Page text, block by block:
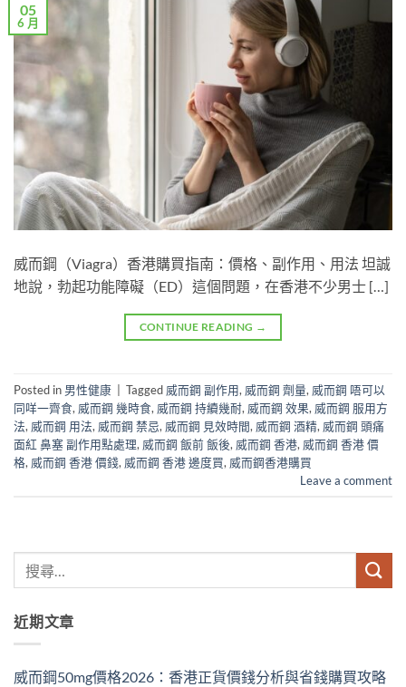
05
6 月
威而鋼（Viagra）香港購買指南：價格、副作用、用法 坦誠
地說，勃起功能障礙（ED）這個問題，在香港不少男士 […]
CONTINUE READING →
Posted in 男性健康 Tagged 威而鋼 副作用, 威而鋼 劑量, 威而鋼 唔可以
同咩一齊食, 威而鋼 幾時食, 威而鋼 持續幾耐, 威而鋼 效果, 威而鋼 服用方
法, 威而鋼 用法, 威而鋼 禁忌, 威而鋼 見效時間, 威而鋼 酒精, 威而鋼 頭痛
面紅 鼻塞 副作用點處理, 威而鋼 飯前 飯後, 威而鋼 香港, 威而鋼 香港 價
格, 威而鋼 香港 價錢, 威而鋼 香港 邊度買, 威而鋼香港購買
Leave a comment
近期文章
威而鋼50mg價格2026：香港正貨價錢分析與省錢購買攻略